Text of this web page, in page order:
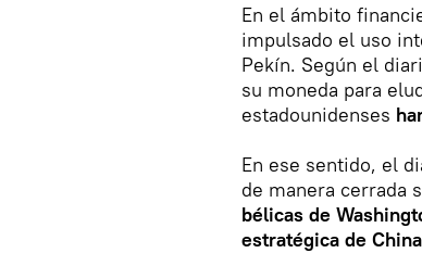
En el ámbito
impulsado el uso
Pekín. Según el
su moneda para
estadounidenses
En ese sentido, el
de manera cerrada
bélicas de
estratégica de